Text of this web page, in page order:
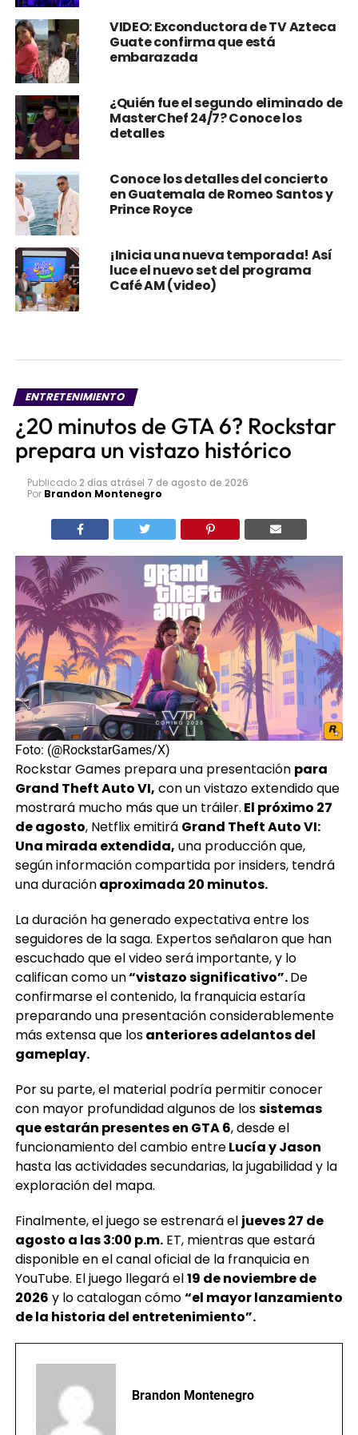
VIDEO: Exconductora de TV Azteca
Guate confirma que está
embarazada
¿Quién fue el segundo eliminado de
MasterChef 24/7? Conoce los
detalles
Conoce los detalles del concierto
en Guatemala de Romeo Santos y
Prince Royce
¡Inicia una nueva temporada! Así
luce el nuevo set del programa
Café AM (video)
ENTRETENIMIENTO
¿20 minutos de GTA 6? Rockstar
prepara un vistazo histórico
Publicado2 días atrásel 7 de agosto de 2026
Por Brandon Montenegro
Foto: (@RockstarGames/X)
Rockstar Games prepara una presentación para
Grand Theft Auto VI, con un vistazo extendido que
mostrará mucho más que un tráiler. El próximo 27
de agosto, Netflix emitirá Grand Theft Auto VI:
Una mirada extendida, una producción que,
según información compartida por insiders, tendrá
una duraciónaproximada 20 minutos.
La duración ha generado expectativa entre los
seguidores de la saga. Expertos señalaron que han
escuchado que el video será importante, y lo
califican como un“vistazo significativo”.De
confirmarse el contenido, la franquicia estaría
preparando una presentación considerablemente
más extensa que losanteriores adelantos del
gameplay.
Por su parte, el material podría permitir conocer
con mayor profundidad algunos de lossistemas
que estarán presentes en GTA 6, desde el
funcionamiento del cambio entreLucía y Jason
hasta las actividades secundarias, la jugabilidad y la
exploración del mapa.
Finalmente, el juego se estrenará el jueves 27 de
agosto a las 3:00 p.m.ET, mientras que estará
disponible en el canal oficial de la franquicia en
YouTube. El juego llegará el19 de noviembre de
2026 y lo catalogan cómo“el mayor lanzamiento
de la historia del entretenimiento”.
Brandon Montenegro